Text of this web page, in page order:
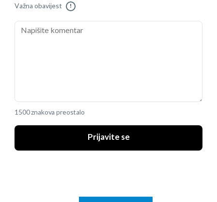
Važna obavijest !
1500 znakova preostalo
Prijavite se